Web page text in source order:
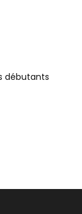
débutants